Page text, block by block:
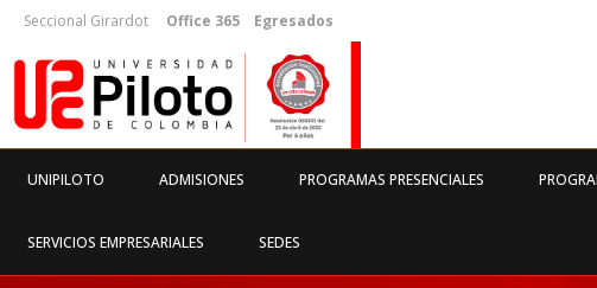
Seccional Girardot Office 365 Egresados
UNIPILOTO ADMISIONES PROGRAMAS PRESENCIALES
SERVICIOS EMPRESARIALES SEDES